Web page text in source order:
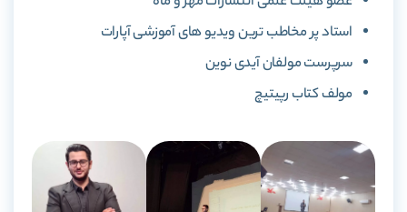
استاد پر مخاطب ترین ویدیو های آموزشی آپارات
سرپرست مولفان آیدی نوین
مولف کتاب رپیتیچ